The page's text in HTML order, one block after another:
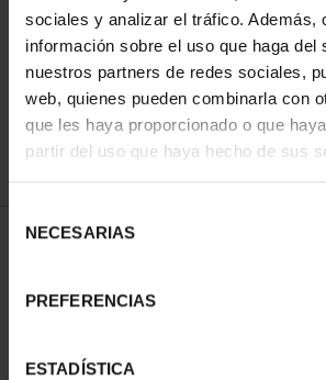
sociales y analizar el tráfico. Además,
información sobre el uso que haga del
nuestros partners de redes sociales,
web, quienes pueden combinarla con
que les haya proporcionado o que
partir del uso que haya hecho de sus
NECESARIAS
PREFERENCIAS
ESTADÍSTICA
ORDENAR POR:
REFINAR
1 Productos encontrados